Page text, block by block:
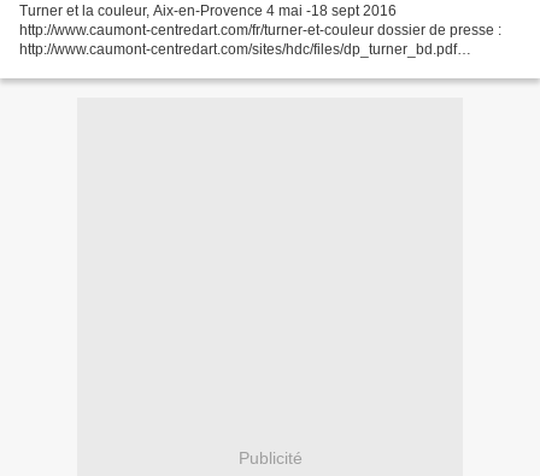
Turner et la couleur, Aix-en-Provence 4 mai -18 sept 2016
http://www.caumont-centredart.com/fr/turner-et-couleur dossier de presse :
http://www.caumont-centredart.com/sites/hdc/files/dp_turner_bd.pdf
Publicité